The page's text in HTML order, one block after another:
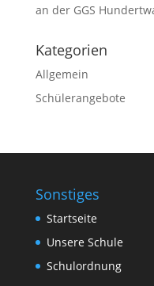
an der GGS
Kategorien
Allgemein
Schülerangebote
Sonstiges
Startseite
Unsere Schule
Schulordnung